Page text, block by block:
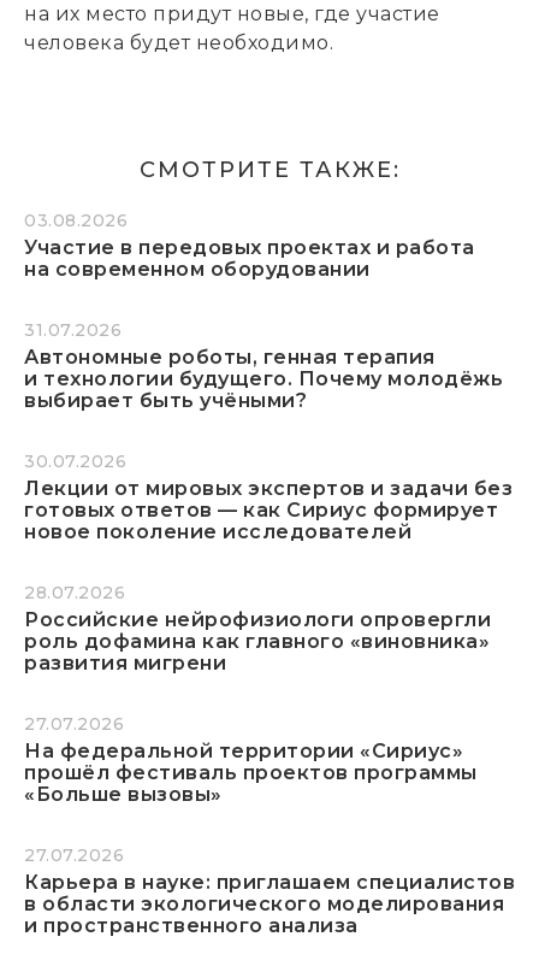
на их место придут новые, где участие
человека будет необходимо.
СМОТРИТЕ ТАКЖЕ:
03.08.2026
Участие в передовых проектах и работа
на современном оборудовании
31.07.2026
Автономные роботы, генная терапия
и технологии будущего. Почему молодёжь
выбирает быть учёными?
30.07.2026
Лекции от мировых экспертов и задачи без
готовых ответов — как Сириус формирует
новое поколение исследователей
28.07.2026
Российские нейрофизиологи опровергли
роль дофамина как главного «виновника»
развития мигрени
27.07.2026
На федеральной территории «Сириус»
прошёл фестиваль проектов программы
«Больше вызовы»
27.07.2026
Карьера в науке: приглашаем специалистов
в области экологического моделирования
и пространственного анализа